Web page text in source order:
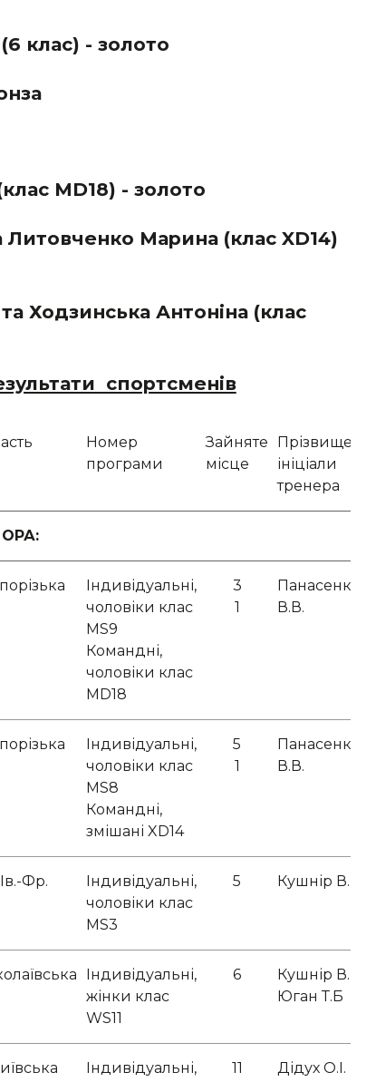
клас) - золото
MD18) - золото
Марина (клас XD14)
Ходзинська Антоніна (клас
спортсменів
Номер
програми
Зайняте
місце
Прізвище,
ініціали
тренера
Індивідуальні,
чоловіки клас
MS9
Командні,
чоловіки клас
MD18
3
1
Панасенко
В.В.
Індивідуальні,
чоловіки клас
MS8
Командні,
змішані XD14
5
1
Панасенко
В.В.
Ів.-Фр.
Індивідуальні,
чоловіки клас
MS3
5 Кушнір В.В.
Індивідуальні,
жінки клас
WS11
6
Кушнір В.В.
Юган Т.Б
Індивідуальні,
11
Дідух О.І.